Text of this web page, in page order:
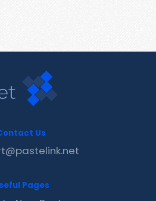
Us
Pages